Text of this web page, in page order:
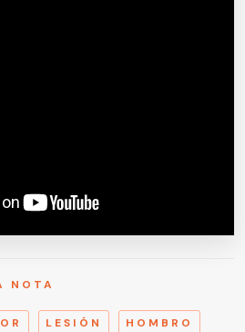
NOTA
LESIÓN HOMBRO